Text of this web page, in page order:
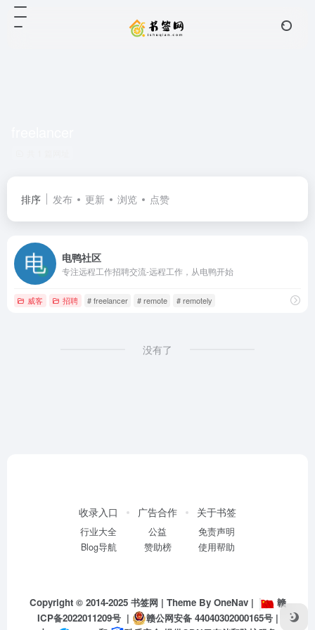
排序 发布 更新 浏览 点赞
电鸭社区
专注远程工作招聘交流-远程工作，从电鸭开始
威客 招聘 # freelancer # remote # remotely
没有了
收录入口
行业大全
Blog导航
广告合作
公益
赞助榜
关于书签
免责声明
使用帮助
Copyright © 2014-2025 书签网 | Theme By OneNav|
赣
ICP备2022011209号| 赣公网安备 44040302000165号|